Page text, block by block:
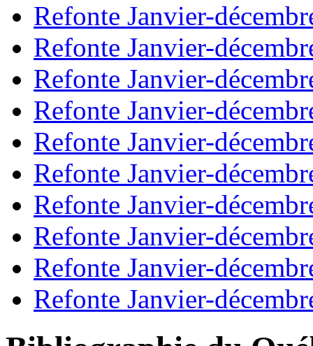
Refonte Janvier-
Refonte Janvier-
Refonte Janvier-
Refonte Janvier-
Refonte Janvier-
Refonte Janvier-
Refonte Janvier-
Refonte Janvier-
Refonte Janvier-
Refonte Janvier-